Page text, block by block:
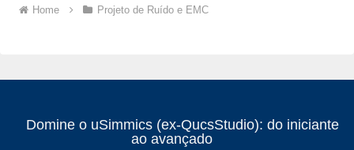
Home Projeto de Ruído e EMC
Domine o uSimmics (ex-QucsStudio): do iniciante
ao avançado